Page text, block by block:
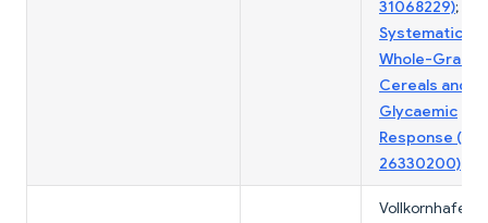
31068229);
Systematic
Whole-Grain
Cereals and
Glycaemic
Response
26330200)
Vollkornhafer